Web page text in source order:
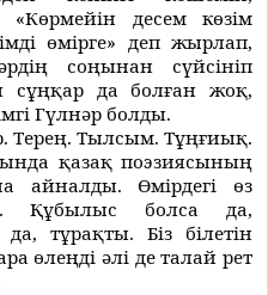
десем көзім
өмірге» деп жырлап,
соңынан сүйсініп
да болған жоқ,
Гүлнәр болды.
Терең. Тылсым. Тұңғиық.
қазақ поэзиясының
айналды. Өмірдегі өз
Құбылыс болса да,
тұрақты. Біз білетін
өлеңді әлі де талай рет